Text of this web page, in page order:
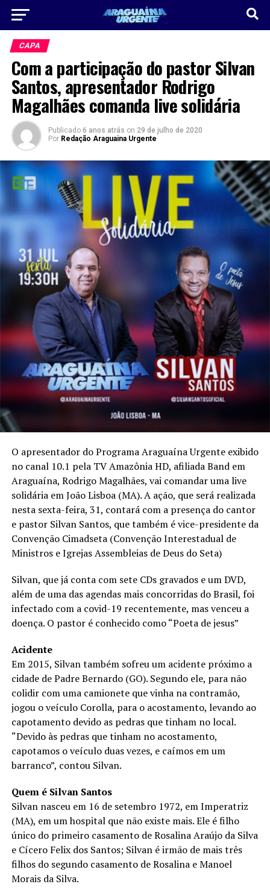
CAPA
Com a participação do pastor Silvan
Santos, apresentador Rodrigo
Magalhães comanda live solidária
Publicado 6 anos atrás on 29 de julho de 2020
Por Redação Araguaina Urgente
O apresentador do Programa Araguaína Urgente exibido
no canal 10.1 pela TV Amazônia HD, afiliada Band em
Araguaína, Rodrigo Magalhães, vai comandar uma live
solidária em João Lisboa (MA). A ação, que será realizada
nesta sexta-feira, 31, contará com a presença do cantor
e pastor Silvan Santos, que também é vice-presidente da
Convenção Cimadseta (Convenção Interestadual de
Ministros e Igrejas Assembleias de Deus do Seta)
Silvan, que já conta com sete CDs gravados e um DVD,
além de uma das agendas mais concorridas do Brasil, foi
infectado com a covid-19 recentemente, mas venceu a
doença. O pastor é conhecido como “Poeta de jesus”
Acidente
Em 2015, Silvan também sofreu um acidente próximo a
cidade de Padre Bernardo (GO). Segundo ele, para não
colidir com uma camionete que vinha na contramão,
jogou o veículo Corolla, para o acostamento, levando ao
capotamento devido as pedras que tinham no local.
“Devido às pedras que tinham no acostamento,
capotamos o veículo duas vezes, e caímos em um
barranco”, contou Silvan.
Quem é Silvan Santos
Silvan nasceu em 16 de setembro 1972, em Imperatriz
(MA), em um hospital que não existe mais. Ele é filho
único do primeiro casamento de Rosalina Araújo da Silva
e Cícero Felix dos Santos; Silvan é irmão de mais três
filhos do segundo casamento de Rosalina e Manoel
Morais da Silva.